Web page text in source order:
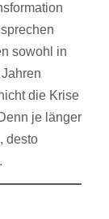
sowohl in
die Krise
je länger
desto